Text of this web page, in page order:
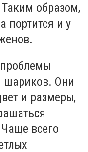
Таким образом,
портится и у
шариков. Они
и размеры,
всего